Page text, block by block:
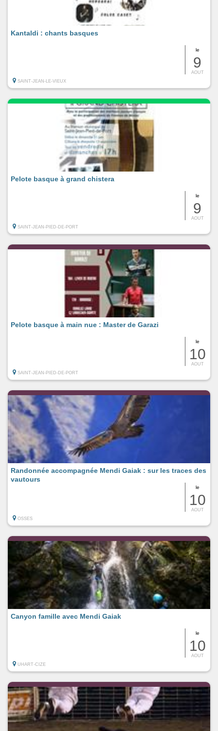
le
9
AOUT
Kantaldi : chants basques
SAINT-JEAN-LE-VIEUX
le
9
AOUT
Pelote basque à grand chistera
SAINT-JEAN-PIED-DE-PORT
le
10
AOUT
Pelote basque à main nue : Master de Garazi
SAINT-JEAN-PIED-DE-PORT
le
10
AOUT
Randonnée accompagnée Mendi Gaiak : sur les traces des
vautours
OSSES
le
10
AOUT
Canyon famille avec Mendi Gaiak
UHART-CIZE